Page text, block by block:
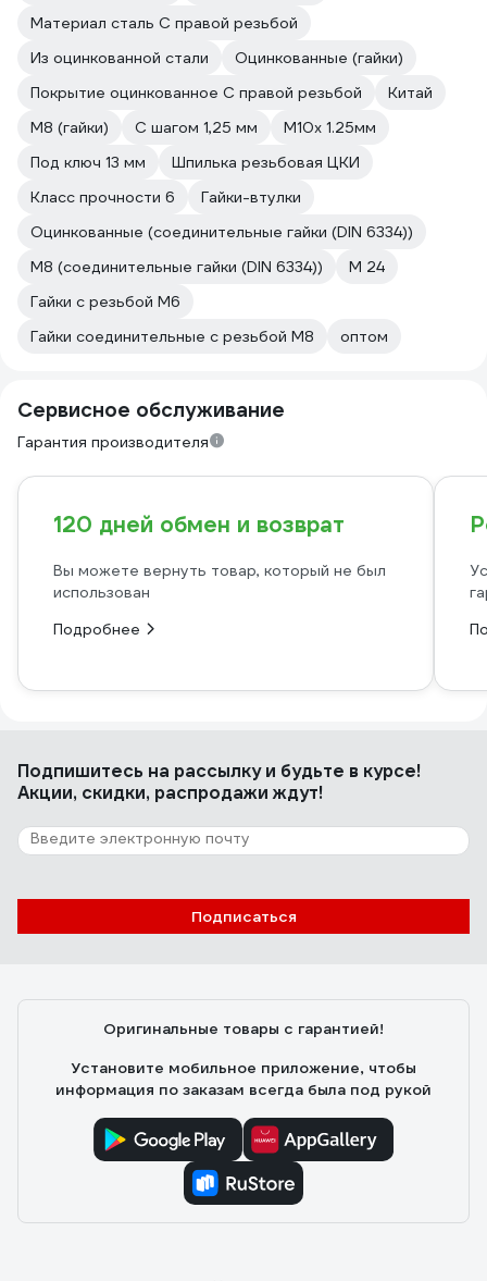
Материал сталь С правой резьбой
Из оцинкованной стали
Оцинкованные (гайки)
Покрытие оцинкованное С правой резьбой
Китай
М8 (гайки)
С шагом 1,25 мм
М10х 1.25мм
Под ключ 13 мм
Шпилька резьбовая ЦКИ
Класс прочности 6
Гайки-втулки
Оцинкованные (соединительные гайки (DIN 6334))
М8 (соединительные гайки (DIN 6334))
М 24
Гайки с резьбой М6
Гайки соединительные с резьбой М8
оптом
Сервисное обслуживание
Гарантия производителя
120 дней обмен и возврат
Вы можете вернуть товар, который не был
использован
Подробнее
Подпишитесь на рассылкуи будьте в курсе!
Акции, скидки, распродажи ждут!
Подписаться
Оригинальные товары с гарантией!
Установите мобильное приложение, чтобы
информация по заказам всегда была под рукой